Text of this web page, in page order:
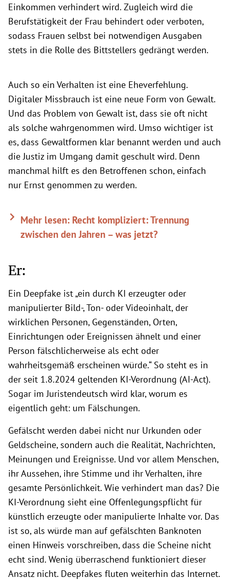
Einkommen verhindert wird. Zugleich wird die
Berufstätigkeit der Frau behindert oder verboten,
sodass Frauen selbst bei notwendigen Ausgaben
stets in die Rolle des Bittstellers gedrängt werden.
Auch so ein Verhalten ist eine Eheverfehlung.
Digitaler Missbrauch ist eine neue Form von Gewalt.
Und das Problem von Gewalt ist, dass sie oft nicht
als solche wahrgenommen wird. Umso wichtiger ist
es, dass Gewaltformen klar benannt werden und auch
die Justiz im Umgang damit geschult wird. Denn
manchmal hilft es den Betroffenen schon, einfach
nur Ernst genommen zu werden.
Mehr lesen: Recht kompliziert: Trennung
zwischen den Jahren – was jetzt?
Er:
Ein Deepfake ist „ein durch KI erzeugter oder
manipulierter Bild-, Ton- oder Videoinhalt, der
wirklichen Personen, Gegenständen, Orten,
Einrichtungen oder Ereignissen ähnelt und einer
Person fälschlicherweise als echt oder
wahrheitsgemäß erscheinen würde.“ So steht es in
der seit 1.8.2024 geltenden KI-Verordnung (AI-Act).
Sogar im Juristendeutsch wird klar, worum es
eigentlich geht: um Fälschungen.
Gefälscht werden dabei nicht nur Urkunden oder
Geldscheine, sondern auch die Realität, Nachrichten,
Meinungen und Ereignisse. Und vor allem Menschen,
ihr Aussehen, ihre Stimme und ihr Verhalten, ihre
gesamte Persönlichkeit. Wie verhindert man das? Die
KI-Verordnung sieht eine Offenlegungspflicht für
künstlich erzeugte oder manipulierte Inhalte vor. Das
ist so, als würde man auf gefälschten Banknoten
einen Hinweis vorschreiben, dass die Scheine nicht
echt sind. Wenig überraschend funktioniert dieser
Ansatz nicht. Deepfakes fluten weiterhin das Internet.